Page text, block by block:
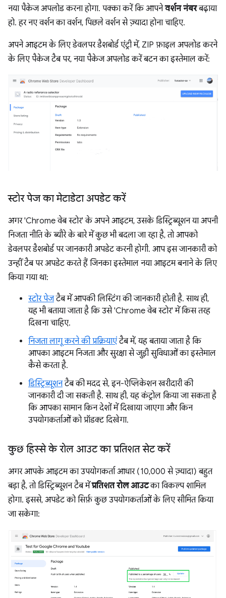
नया पैकेज अपलोड करना होगा. पक्का करें कि आपनेवर्शन नंबरबढ़ाया
हो. हर नए वर्शन का वर्शन, पिछले वर्शन से ज़्यादा होना चाहिए.
अपने आइटम के लिए डेवलपर डैशबोर्ड एंट्री में, ZIP फ़ाइल अपलोड करने
के लिए पैकेज टैब पर, नया पैकेज अपलोड करें बटन का इस्तेमाल करें:
स्टोर पेज का मेटाडेटा अपडेट करें
अगर 'Chrome वेब स्टोर' के अपने आइटम, उसके डिस्ट्रिब्यूशन या अपनी
निजता नीति के ब्यौरे के बारे में कुछ भी बदला जा रहा है, तो आपको
डेवलपर डैशबोर्ड पर जानकारी अपडेट करनी होगी. आप इस जानकारी को
उन्हीं टैब पर अपडेट करते हैं जिनका इस्तेमाल नया आइटम बनाने के लिए
किया गया था:
स्टोर पेजटैब में आपकी लिस्टिंग की जानकारी होती है. साथ ही,
यह भी बताया जाता है कि उसे 'Chrome वेब स्टोर' में किस तरह
दिखना चाहिए.
निजता लागू करने की प्रक्रियाएंटैब में, यह बताया जाता है कि
आपका आइटम निजता और सुरक्षा से जुड़ी सुविधाओं का इस्तेमाल
कैसे करता है.
डिस्ट्रिब्यूशनटैब की मदद से, इन-ऐप्लिकेशन खरीदारी की
जानकारी दी जा सकती है. साथ ही, यह कंट्रोल किया जा सकता है
कि आपका सामान किन देशों में दिखाया जाएगा और किन
उपयोगकर्ताओं को प्रॉडक्ट दिखेगा.
कुछ हिस्से के रोल आउट का प्रतिशत सेट करें
अगर आपके आइटम का उपयोगकर्ता आधार (10,000 से ज़्यादा) बहुत
बड़ा है, तो डिस्ट्रिब्यूशन टैब मेंप्रतिशत रोल आउटका विकल्प शामिल
होगा. इससे, अपडेट को सिर्फ़ कुछ उपयोगकर्ताओं के लिए सीमित किया
जा सकेगा: